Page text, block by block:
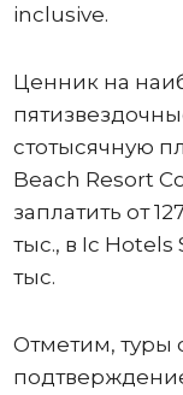
inclusive.
Ценник на
стотысячную
Beach Resort
заплатить от
тыс., в Ic Hotels
тыс.
Отметим, туры